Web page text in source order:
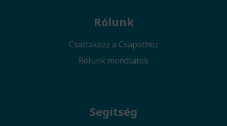
Rólunk
Csatlakozz a Csapathoz
Rólunk mondtátok
Segítség